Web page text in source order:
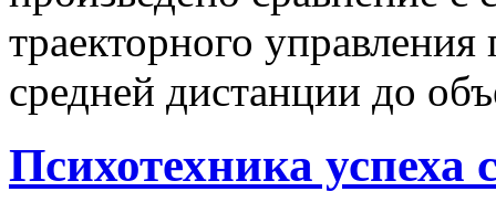
траекторного
средней дистанции до
Психотехника успеха